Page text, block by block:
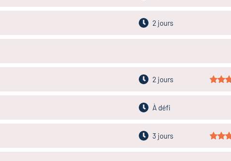
2 jours
2 jours
À défi
3 jours